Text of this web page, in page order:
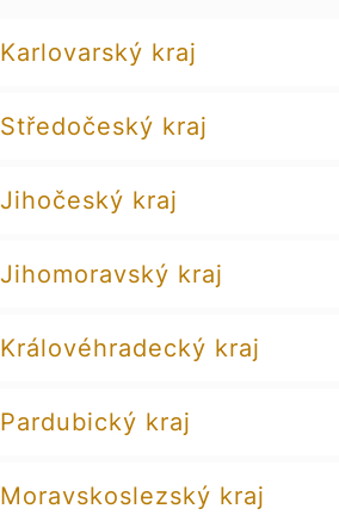
Karlovarský kraj
Středočeský kraj
Jihočeský kraj
Jihomoravský kraj
Královéhradecký kraj
Pardubický kraj
Moravskoslezský kraj